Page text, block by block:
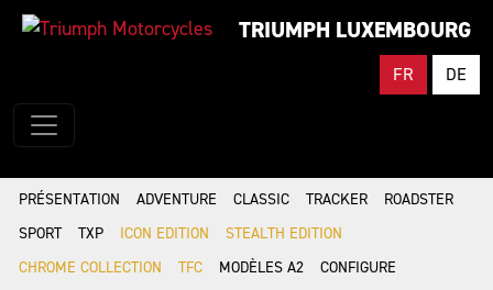
TRIUMPH LUXEMBOURG
FR DE
PRÉSENTATION ADVENTURE CLASSIC TRACKER
ROADSTER
SPORT
TXP ICON EDITION
STEALTH EDITION
CHROME COLLECTION
TFC MODÈLES A2
CONFIGURE